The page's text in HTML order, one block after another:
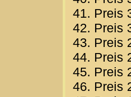
41. Preis
42. Preis
43. Preis
44. Preis
45. Preis
46. Preis